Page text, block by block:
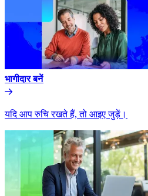
भागीदार बनें​​
यदि आप रुचि रखते हैं, तो आइए जुड़ें।​​